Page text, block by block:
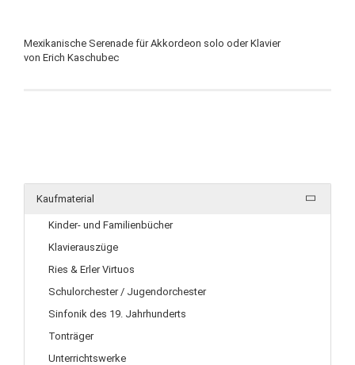
Mexikanische Serenade für Akkordeon solo oder Klavier
von Erich Kaschubec
Kaufmaterial
Kinder- und Familienbücher
Klavierauszüge
Ries & Erler Virtuos
Schulorchester / Jugendorchester
Sinfonik des 19. Jahrhunderts
Tonträger
Unterrichtswerke